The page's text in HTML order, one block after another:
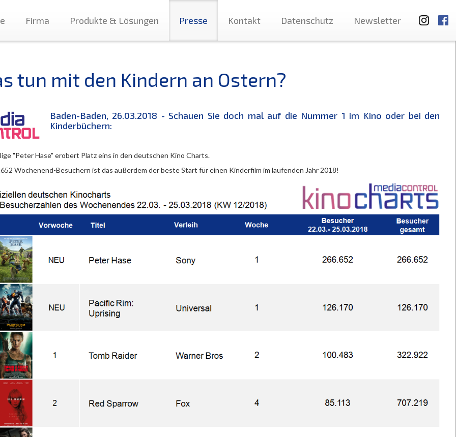
Firma Produkte & Lösungen Presse Kontakt Datenschutz Newsletter
tun mit den Kindern an Ostern?
Baden-Baden, 26.03.2018 - Schauen Sie doch mal auf die Nummer 1 im Kino oder bei den
Kinderbüchern:
"Peter Hase" erobert Platz eins in den deutschen Kino Charts.
Wochenend-Besuchern ist das außerdem der beste Start für einen Kinderfilm im laufenden Jahr 2018!